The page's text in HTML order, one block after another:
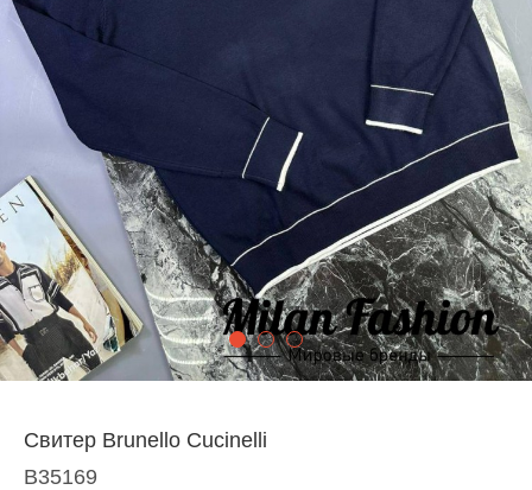
Свитер Brunello Cucinelli
B35169